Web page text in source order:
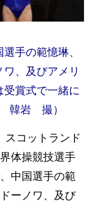
手の範憶琳、
、及びアメリ
受賞式で一緒に
韓岩 撮）
スコットランド
体操競技選手
中国選手の範
ーノワ、及び